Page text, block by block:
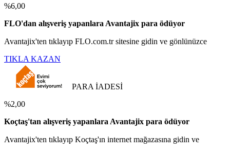
%6,00
FLO'dan alışveriş yapanlara Avantajix para ödüyor
Avantajix'ten tıklayıp FLO.com.tr sitesine gidin ve gönlünüzce
TIKLA KAZAN
PARA İADESİ
%2,00
Koçtaş'tan alışveriş yapanlara Avantajix para ödüyor
Avantajix'ten tıklayıp Koçtaş'ın internet mağazasına gidin ve